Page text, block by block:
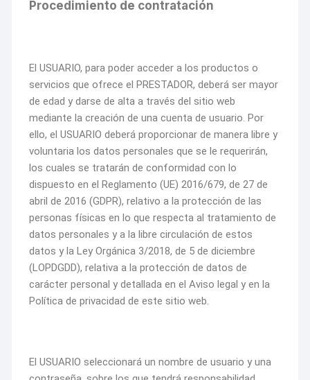
Procedimiento de contratación
El USUARIO, para poder acceder a los productos o
servicios que ofrece el PRESTADOR, deberá ser mayor
de edad y darse de alta a través del sitio web
mediante la creación de una cuenta de usuario. Por
ello, el USUARIO deberá proporcionar de manera libre y
voluntaria los datos personales que se le requerirán,
los cuales se tratarán de conformidad con lo
dispuesto en el Reglamento (UE) 2016/679, de 27 de
abril de 2016 (GDPR), relativo a la protección de las
personas físicas en lo que respecta al tratamiento de
datos personales y a la libre circulación de estos
datos y la Ley Orgánica 3/2018, de 5 de diciembre
(LOPDGDD), relativa a la protección de datos de
carácter personal y detallada en el Aviso legal y en la
Política de privacidad de este sitio web.
El USUARIO seleccionará un nombre de usuario y una